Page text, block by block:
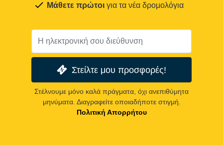
Μάθετε πρώτοι για τα νέα δρομολόγια
Στείλτε μου προσφορές!
Στέλνουμε μόνο καλά πράγματα, όχι ανεπιθύμητα
μηνύματα. Διαγραφείτε οποιαδήποτε στιγμή.
Πολιτική Απορρήτου